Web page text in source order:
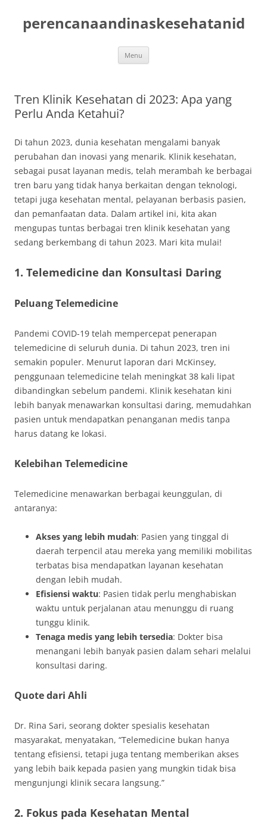
content
perencanaandinaskesehatanid
Menu
Tren Klinik Kesehatan di 2023: Apa yang
Perlu Anda Ketahui?
Di tahun 2023, dunia kesehatan mengalami banyak
perubahan dan inovasi yang menarik. Klinik kesehatan,
sebagai pusat layanan medis, telah merambah ke berbagai
tren baru yang tidak hanya berkaitan dengan teknologi,
tetapi juga kesehatan mental, pelayanan berbasis pasien,
dan pemanfaatan data. Dalam artikel ini, kita akan
mengupas tuntas berbagai tren klinik kesehatan yang
sedang berkembang di tahun 2023. Mari kita mulai!
1. Telemedicine dan Konsultasi Daring
Peluang Telemedicine
Pandemi COVID-19 telah mempercepat penerapan
telemedicine di seluruh dunia. Di tahun 2023, tren ini
semakin populer. Menurut laporan dari McKinsey,
penggunaan telemedicine telah meningkat 38 kali lipat
dibandingkan sebelum pandemi. Klinik kesehatan kini
lebih banyak menawarkan konsultasi daring, memudahkan
pasien untuk mendapatkan penanganan medis tanpa
harus datang ke lokasi.
Kelebihan Telemedicine
Telemedicine menawarkan berbagai keunggulan, di
antaranya:
Akses yang lebih mudah: Pasien yang tinggal di
daerah terpencil atau mereka yang memiliki mobilitas
terbatas bisa mendapatkan layanan kesehatan
dengan lebih mudah.
Efisiensi waktu: Pasien tidak perlu menghabiskan
waktu untuk perjalanan atau menunggu di ruang
tunggu klinik.
Tenaga medis yang lebih tersedia: Dokter bisa
menangani lebih banyak pasien dalam sehari melalui
konsultasi daring.
Quote dari Ahli
Dr. Rina Sari, seorang dokter spesialis kesehatan
masyarakat, menyatakan, “Telemedicine bukan hanya
tentang efisiensi, tetapi juga tentang memberikan akses
yang lebih baik kepada pasien yang mungkin tidak bisa
mengunjungi klinik secara langsung.”
2. Fokus pada Kesehatan Mental